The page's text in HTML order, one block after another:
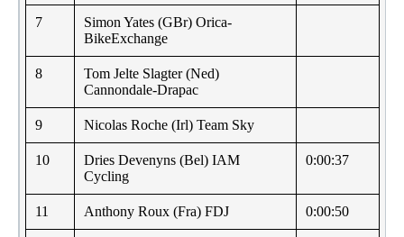
7
Simon Yates (GBr) Orica-
BikeExchange
8
Tom Jelte Slagter (Ned)
Cannondale-Drapac
9 Nicolas Roche (Irl) Team Sky
10
Dries Devenyns (Bel) IAM
Cycling
0:00:37
11 Anthony Roux (Fra) FDJ 0:00:50